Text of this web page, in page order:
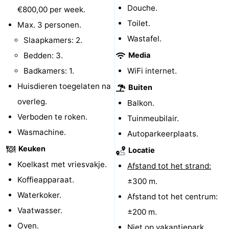
paravliegen
drinken
Ringrijden
Zoutelande
Actief
Praktisch
Forum
Route
-
Parkeren
Reisboekenwinkel
Nieuws
Medische
adressen
Regio
€800,00 per week.
Max. 3 personen.
Slaapkamers: 2.
Bedden: 3.
Badkamers: 1.
Huisdieren toegelaten na
overleg.
Verboden te roken.
Wasmachine.
Keuken
Koelkast met vriesvakje.
Koffieapparaat.
Waterkoker.
Vaatwasser.
Oven.
Douche.
Toilet.
Wastafel.
Media
WiFi internet.
Buiten
Balkon.
Tuinmeubilair.
Autoparkeerplaats.
Locatie
Afstand tot het strand:
±300 m.
Afstand tot het centrum:
±200 m.